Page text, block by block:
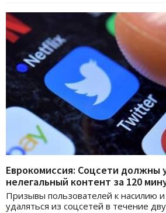
Еврокомиссия: Соцсети должны
нелегальный контент за 120
Призывы пользователей к насилию
удаляться из соцсетей в течение